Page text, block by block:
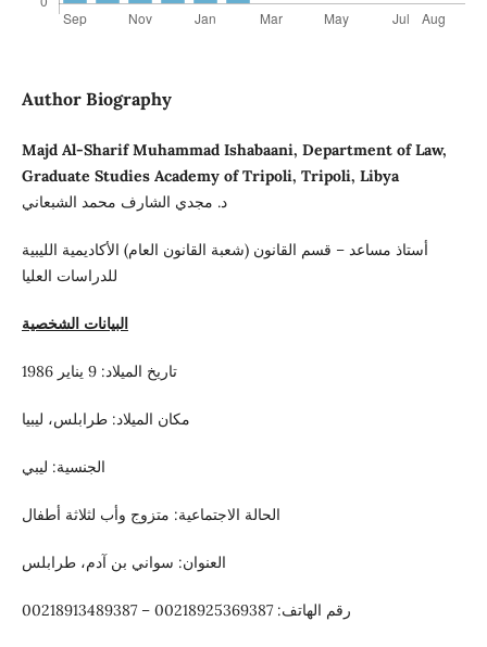
Author Biography
Majd Al-Sharif Muhammad Ishabaani, Department of Law,
Graduate Studies Academy of Tripoli, Tripoli, Libya
د. مجدي الشارف محمد الشبعاني
أستاذ مساعد – قسم القانون (شعبة القانون العام) الأكاديمية الليبية
للدراسات العليا
البيانات الشخصية
تاريخ الميلاد: 9 يناير 1986
مكان الميلاد: طرابلس، ليبيا
الجنسية: ليبي
الحالة الاجتماعية: متزوج وأب لثلاثة أطفال
العنوان: سواني بن آدم، طرابلس